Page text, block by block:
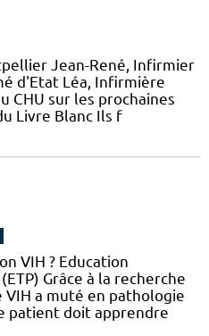
Jean-René, Infirmier
d'Etat Léa, Infirmière
CHU sur les prochaines
Livre Blanc Ils f
VIH ? Education
Grâce à la recherche
VIH a muté en pathologie
patient doit apprendre